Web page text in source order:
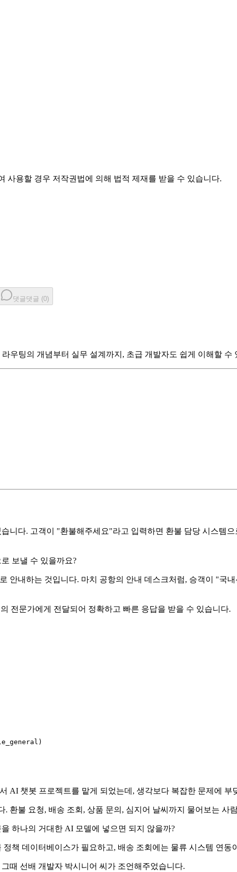
사용할 경우 저작권법에 의해 법적 제재를 받을 수 있습니다.
댓글댓글 (0)
우팅의 개념부터 실무 설계까지, 초급 개발자도 쉽게 이해할
니다. 고객이 "환불해주세요"라고 입력하면 환불 담당 시스템
보낼 수 있을까요?
안내하는 것입니다. 마치 공항의 안내 데스크처럼, 승객이 "국
전문가에게 전달되어 정확하고 빠른 응답을 받을 수 있습니다.
AI 챗봇 프로젝트를 맡게 되었는데, 생각보다 복잡한 문제에 부
환불 요청, 배송 조회, 상품 문의, 심지어 날씨까지 물어보는 사
하나의 거대한 AI 모델에 넣으면 되지 않을까?
책 데이터베이스가 필요하고, 배송 조회에는 물류 시스템 연동
때 선배 개발자 박시니어 씨가 조언해주었습니다.